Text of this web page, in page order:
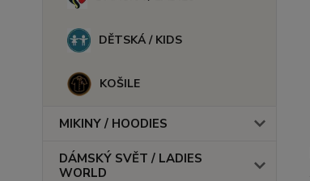
DĚTSKÁ / KIDS
KOŠILE
MIKINY / HOODIES
DÁMSKÝ SVĚT / LADIES
WORLD